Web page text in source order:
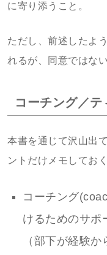
に寄り添うこと。
ただし、前述したよ
れるが、同意ではない
コーチング／
本書を通じて沢山出
ントだけメモしておく
コーチング
けるためのサポ
（部下が経験